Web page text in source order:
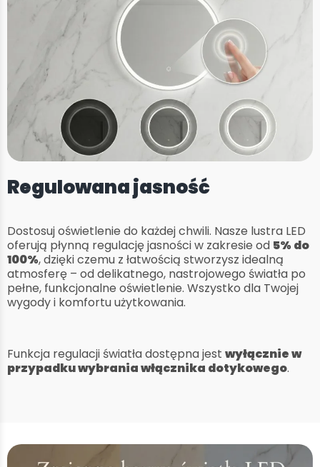
Regulowana jasność
Dostosuj oświetlenie do każdej chwili. Nasze lustra LED
oferują płynną regulację jasności w zakresie od 5% do
100%, dzięki czemu z łatwością stworzysz idealną
atmosferę – od delikatnego, nastrojowego światła po
pełne, funkcjonalne oświetlenie. Wszystko dla Twojej
wygody i komfortu użytkowania.
Funkcja regulacji światła dostępna jest wyłącznie w
przypadku wybrania włącznika dotykowego.